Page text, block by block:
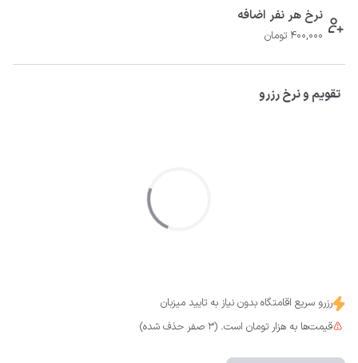
نرخ هر نفر اضافه
400,000 تومان
تقویم و نرخ رزرو
رزرو سریع اقامتگاه بدون نیاز به تایید میزبان
قیمت‌ها به هزار تومان است. (3 صفر حذف شده)